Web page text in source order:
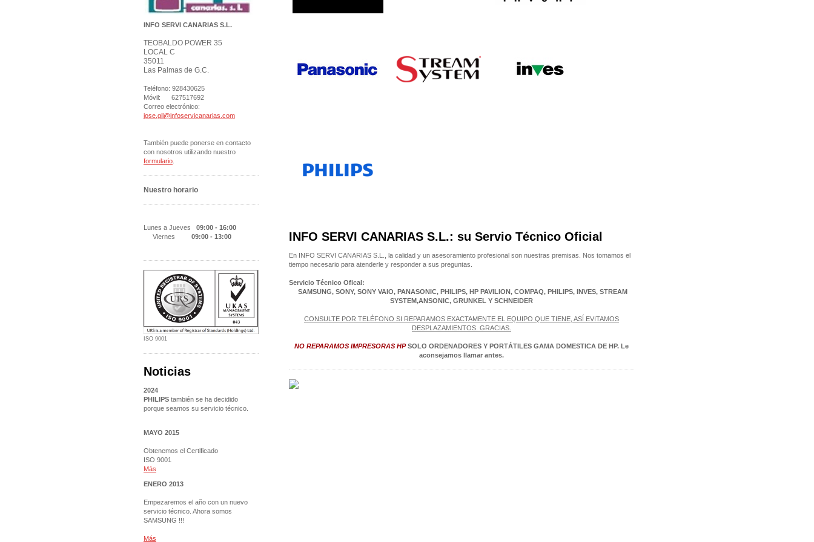
INFO SERVI CANARIAS S.L.
TEOBALDO POWER 35
LOCAL C
35011
Las Palmas de G.C.
Teléfono: 928430625
Móvil: 627517692
Correo electrónico:
jose.gil@infoservicanarias.com
También puede ponerse en contacto
con nosotros utilizando nuestro
formulario
Nuestro horario
Lunes a Jueves 09:00 - 16:00
Viernes 09:00 - 13:00
ISO 9001
Noticias
2024
PHILIPS también se ha decidido
porque seamos su servicio técnico.
MAYO 2015
Obtenemos el Certificado
ISO 9001
Más
ENERO 2013
Empezaremos el año con un nuevo
servicio técnico. Ahora somos
SAMSUNG !!!
Más
INFO SERVI CANARIAS S.L.: su Servio Técnico Oficial
En INFO SERVI CANARIAS S.L., la calidad y un asesoramiento profesional son nuestras premisas. Nos tomamos el
tiempo necesario para atenderle y responder a sus preguntas.
Servicio Técnico Ofical:
SAMSUNG, SONY, SONY VAIO, PANASONIC, PHILIPS, HP PAVILION, COMPAQ, PHILIPS, INVES, STREAM
SYSTEM,ANSONIC, GRUNKEL Y SCHNEIDER
CONSULTE POR TELÉFONO SI REPARAMOS EXACTAMENTE EL EQUIPO QUE TIENE, ASÍ EVITAMOS
DESPLAZAMIENTOS. GRACIAS.
NO REPARAMOS IMPRESORAS HPSOLO ORDENADORES Y PORTÁTILES GAMA DOMESTICA DE HP. Le
aconsejamos llamar antes.